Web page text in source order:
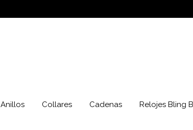
Anillos Collares Cadenas Relojes Bling